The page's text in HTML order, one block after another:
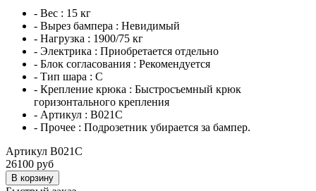
- Вес : 15 кг
- Вырез бампера : Невидимый
- Нагрузка : 1900/75 кг
- Электрика : Приобретается отдельно
- Блок согласования : Рекомендуется
- Тип шара : C
- Крепление крюка : Быстросъемный крюк
горизонтального крепления
- Артикул : B021C
- Прочее : Подрозетник убирается за бампер.
Артикул B021C
26100 руб
В корзину